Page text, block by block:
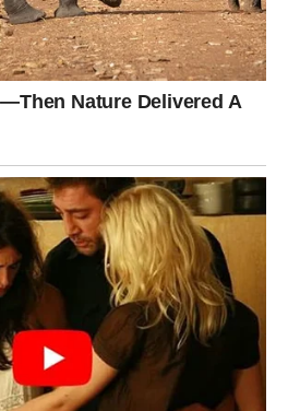
za
ustanete od stola, i dalje možete
zadnjice10–15 puta
skokovedok sjedite
i kičme